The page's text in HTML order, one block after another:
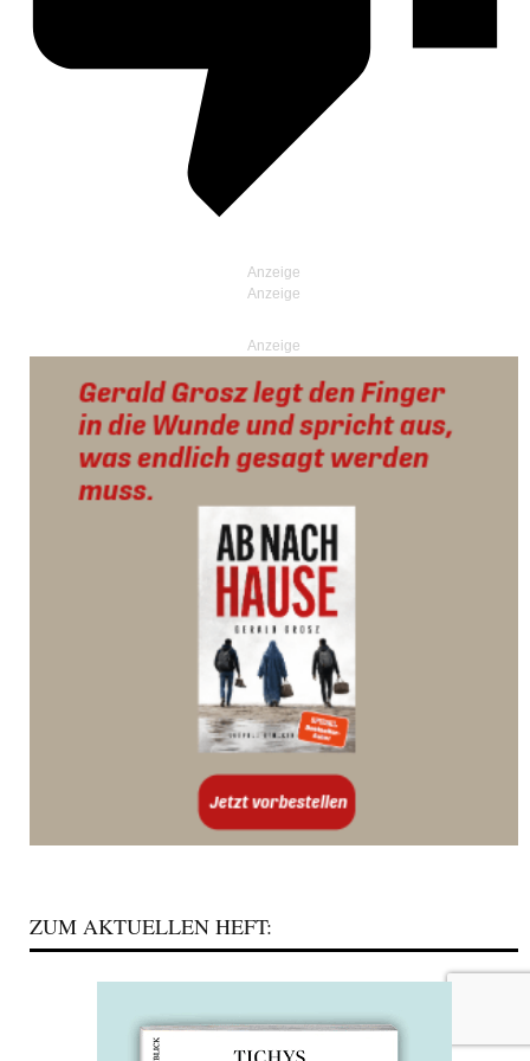
Anzeige
ZUM AKTUELLEN HEFT: